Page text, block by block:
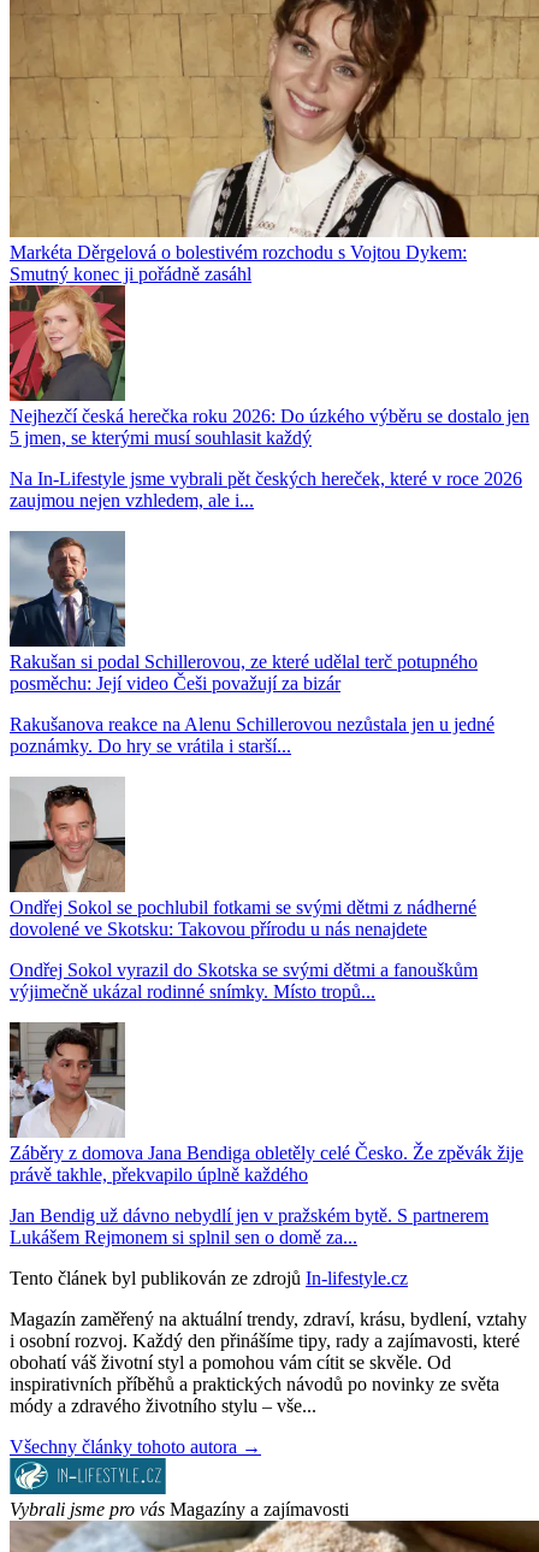
Markéta Děrgelová o bolestivém rozchodu s Vojtou Dykem:
Smutný konec ji pořádně zasáhl
Nejhezčí česká herečka roku 2026: Do úzkého výběru se dostalo jen
5 jmen, se kterými musí souhlasit každý
Na In-Lifestyle jsme vybrali pět českých hereček, které v roce 2026
zaujmou nejen vzhledem, ale i...
Rakušan si podal Schillerovou, ze které udělal terč potupného
posměchu: Její video Češi považují za bizár
Rakušanova reakce na Alenu Schillerovou nezůstala jen u jedné
poznámky. Do hry se vrátila i starší...
Ondřej Sokol se pochlubil fotkami se svými dětmi z nádherné
dovolené ve Skotsku: Takovou přírodu u nás nenajdete
Ondřej Sokol vyrazil do Skotska se svými dětmi a fanouškům
výjimečně ukázal rodinné snímky. Místo tropů...
Záběry z domova Jana Bendiga obletěly celé Česko. Že zpěvák žije
právě takhle, překvapilo úplně každého
Jan Bendig už dávno nebydlí jen v pražském bytě. S partnerem
Lukášem Rejmonem si splnil sen o domě za...
Tento článek byl publikován ze zdrojů In-lifestyle.cz
Magazín zaměřený na aktuální trendy, zdraví, krásu, bydlení, vztahy
i osobní rozvoj. Každý den přinášíme tipy, rady a zajímavosti, které
obohatí váš životní styl a pomohou vám cítit se skvěle. Od
inspirativních příběhů a praktických návodů po novinky ze světa
módy a zdravého životního stylu – vše...
Všechny články tohoto autora →
Vybrali jsme pro vás Magazíny a zajímavosti